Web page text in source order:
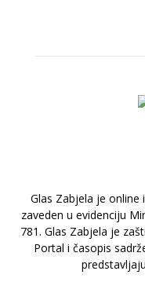
Glas Zabjela je
zaveden u evidenciju
781. Glas Zabjela je
Portal i časopis